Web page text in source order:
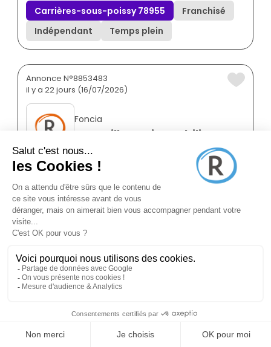
Carrières-sous-poissy 78955
Franchisé
Indépendant
Temps plein
Annonce N°8853483
il y a 22 jours (16/07/2026)
Foncia
Conseiller en immobilier
Indépendant
Temps plein
il y a 24 jours (14/07/2026)
Foncia